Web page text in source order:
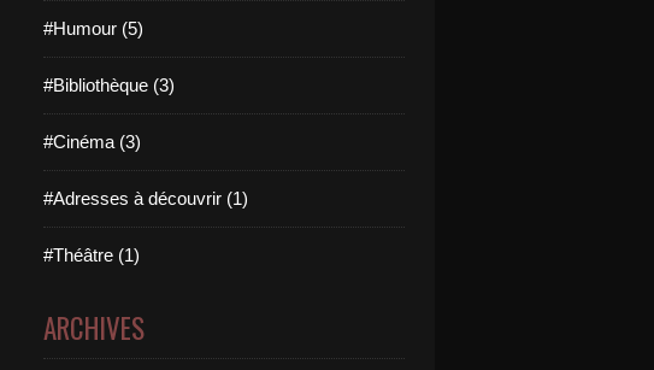
#Humour (5)
#Bibliothèque (3)
#Cinéma (3)
#Adresses à découvrir (1)
#Théâtre (1)
ARCHIVES